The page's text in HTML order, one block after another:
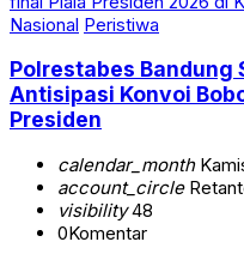
Nasional Peristiwa
Polrestabes Bandung
Antisipasi Konvoi
Presiden
calendar_month
account_circle
visibility48
0Komentar